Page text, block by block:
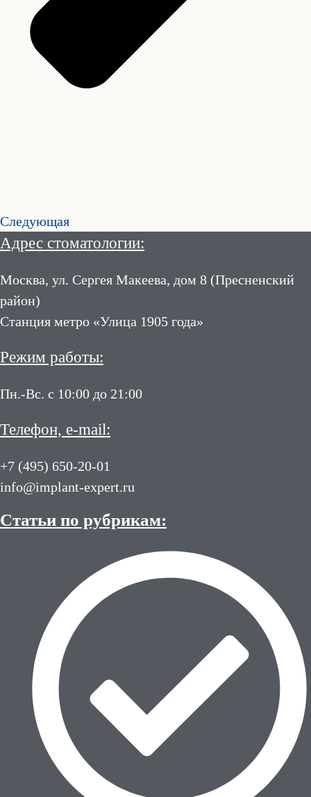
Следующая
Адрес стоматологии:
Москва, ул. Сергея Макеева, дом 8 (Пресненский
район)
Станция метро «Улица 1905 года»
Режим работы:
Пн.-Вс. с 10:00 до 21:00
Телефон, e-mail:
+7 (495) 650-20-01
info@implant-expert.ru
Статьи по рубрикам: